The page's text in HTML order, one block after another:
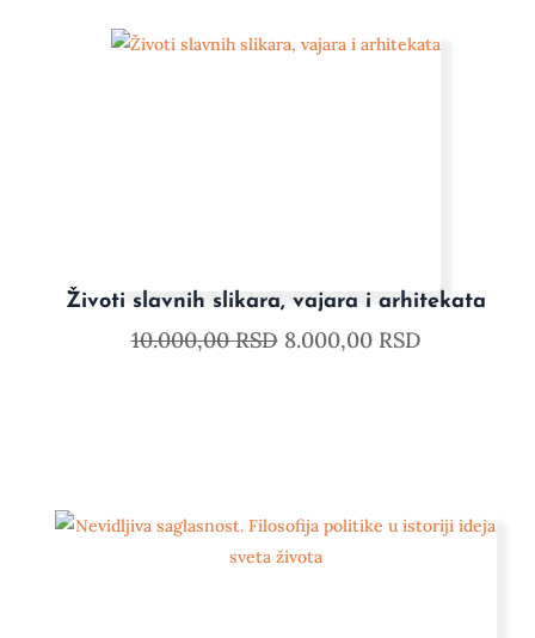
Životi slavnih slikara, vajara i arhitekata
10.000,00RSD 8.000,00 RSD